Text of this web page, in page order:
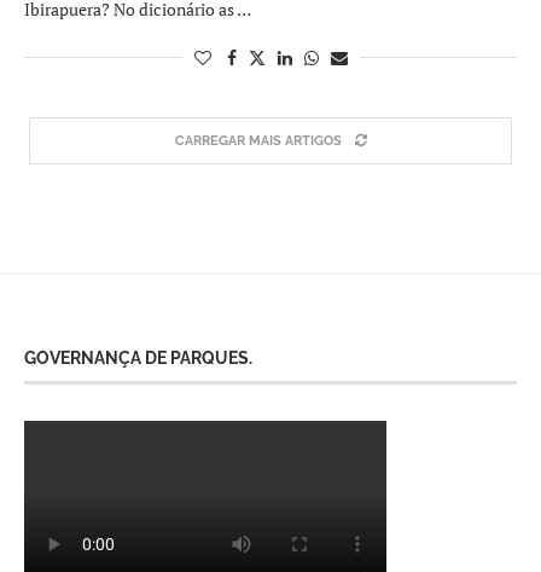
Ibirapuera? No dicionário as …
CARREGAR MAIS ARTIGOS
GOVERNANÇA DE PARQUES.